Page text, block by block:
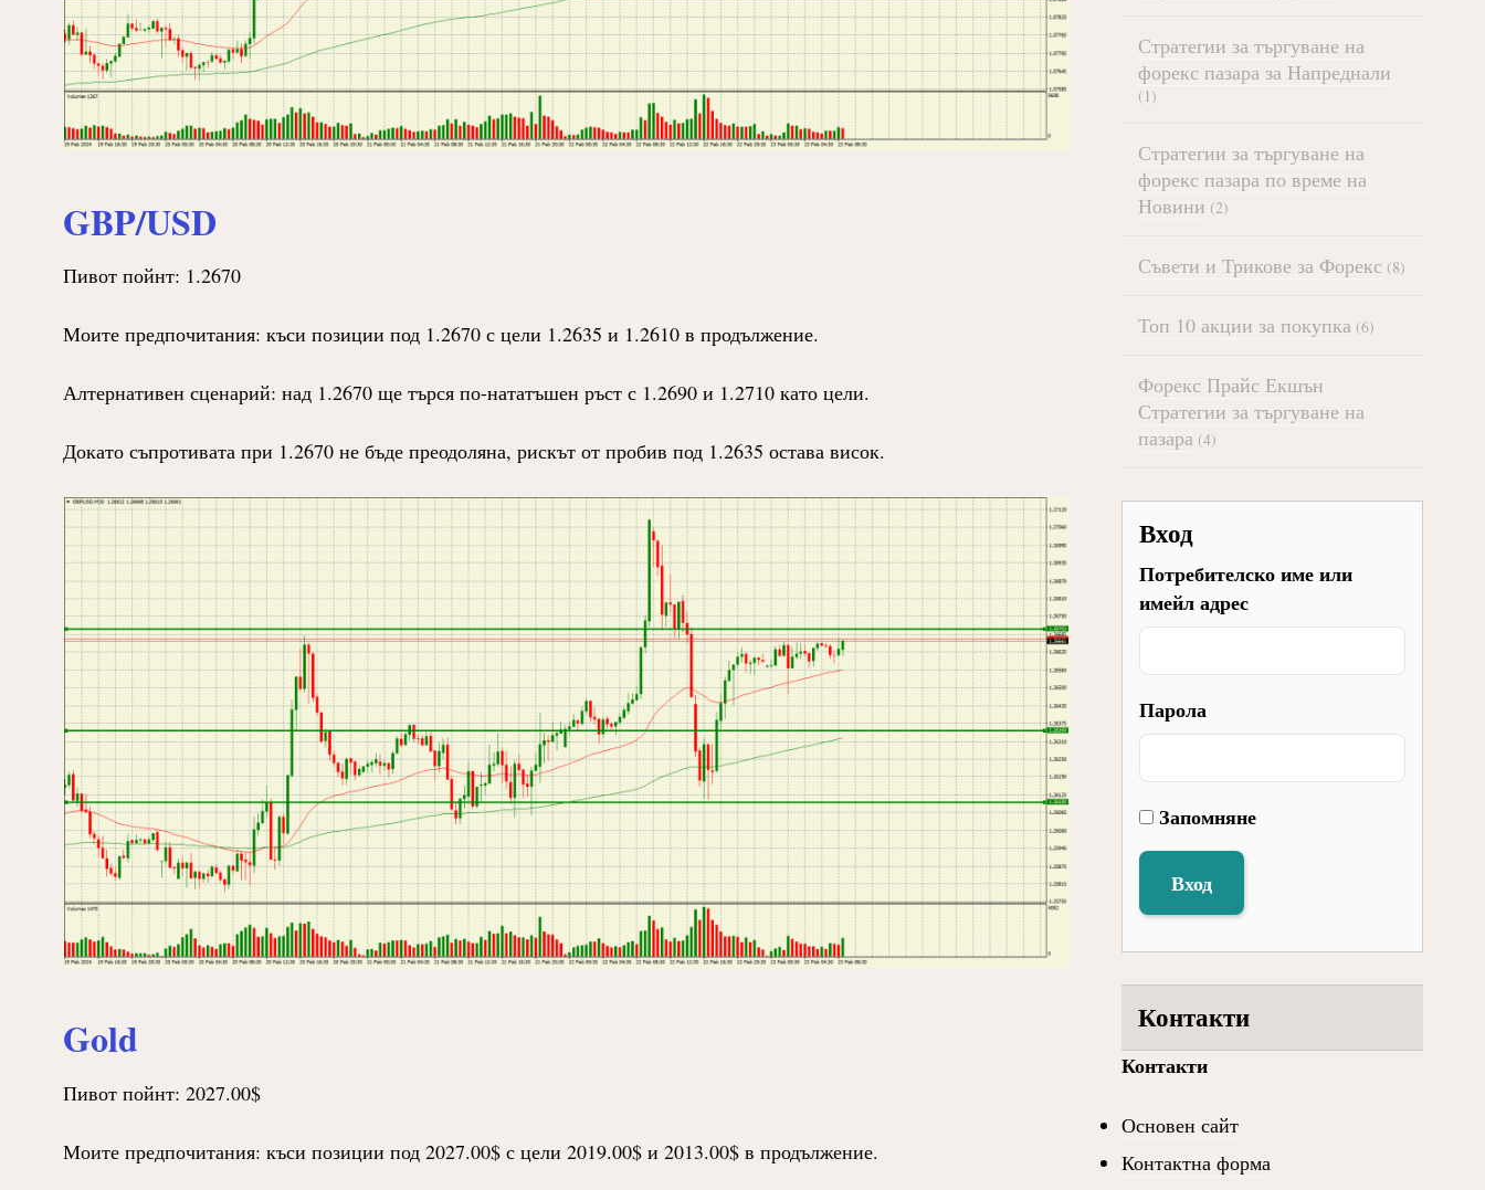
GBP/USD
Пивот пойнт: 1.2670
Моите предпочитания: къси позиции под 1.2670 с цели 1.2635 и 1.2610 в продължение.
Алтернативен сценарий: над 1.2670 ще търся по-нататъшен ръст с 1.2690 и 1.2710 като цели.
Докато съпротивата при 1.2670 не бъде преодоляна, рискът от пробив под 1.2635 остава висок.
Gold
Пивот пойнт: 2027.00$
Моите предпочитания: къси позиции под 2027.00$ с цели 2019.00$ и 2013.00$ в продължение.
Стратегии за търгуване на
форекс пазара за Напреднали
(1)
Стратегии за търгуване на
форекс пазара по време на
Новини (2)
Съвети и Трикове за Форекс (8)
Топ 10 акции за покупка(6)
Форекс Прайс Екшън
Стратегии за търгуване на
пазара(4)
Вход
Потребителско име или
имейл адрес
Парола
Запомняне
Вход
Контакти
Контакти
Основен сайт
Контактна форма